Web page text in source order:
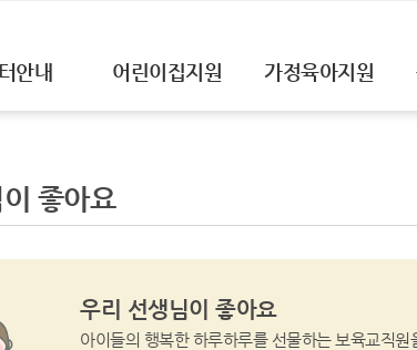
안내 어린이집지원 가정육아지원
좋아요
우리 선생님이 좋아요
아이들의 행복한 하루하루를 선물하는 보육교직원